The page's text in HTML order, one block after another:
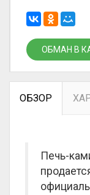
ОБМАН В
ОБЗОР
Печь-